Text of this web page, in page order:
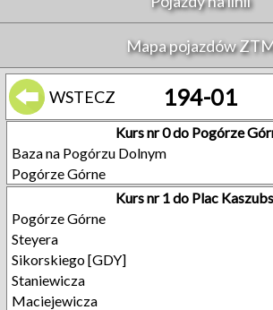
Mapa pojazdów
WSTECZ 194-01
Kurs nr 0 do Pogórze
Baza na Pogórzu Dolnym
Pogórze Górne
Kurs nr 1 do Plac
Pogórze Górne
Steyera
Sikorskiego [GDY]
Staniewicza
Maciejewicza